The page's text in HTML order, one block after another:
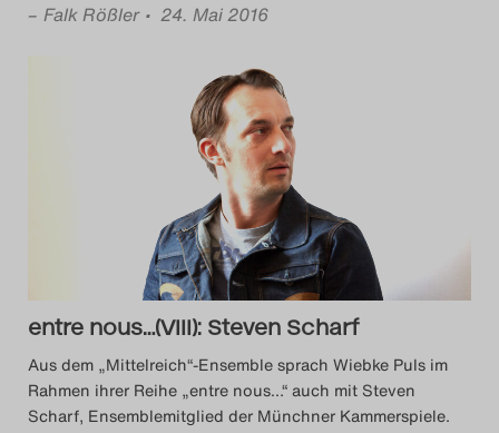
Das Theatertreffen-Blog
2017
Das Theatertreffen-Blog
2018
Das Theatertreffen-Blog
2018 Alumni
Das Theatertreffen-Blog
2019
Das Theatertreffen-Blog
– Falk Rößler • 24. Mai 2016
entre nous…(VIII): Steven Scharf
Aus dem „Mittelreich“-Ensemble sprach Wiebke Puls im
Rahmen ihrer Reihe „entre nous…“ auch mit Steven
Scharf, Ensemblemitglied der Münchner Kammerspiele.